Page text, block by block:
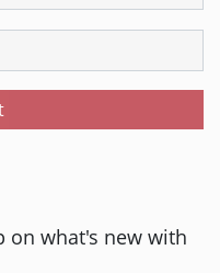
on what's new with